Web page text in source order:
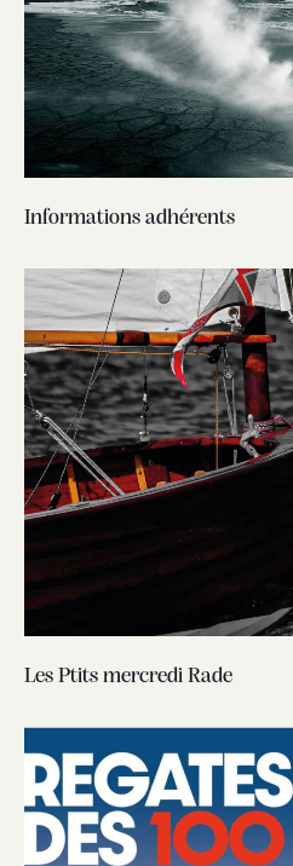
Informations adhérents
Les Ptits mercredi Rade